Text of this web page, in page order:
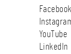
YouTube
LinkedIn